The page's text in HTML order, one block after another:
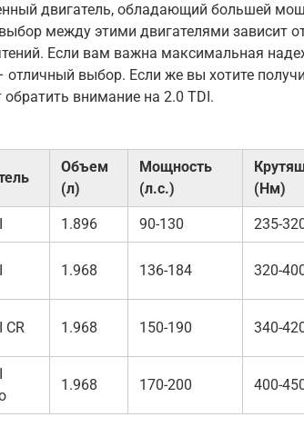
двигатель, обладающий большей
между этими двигателями зависит
Если вам важна максимальная
отличный выбор. Если же вы хотите
обратить внимание на 2.0 TDI.
Объем
(л)
Мощность
(л.с.)
(Нм)
1.896 90-130 235-
1.968 136-184 320-
CR 1.968 150-190 340-
1.968 170-200 400-